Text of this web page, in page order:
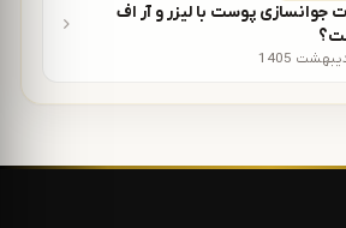
جوانسازی پوست با لیزر و آر اف